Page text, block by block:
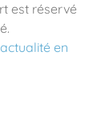
est réservé
en